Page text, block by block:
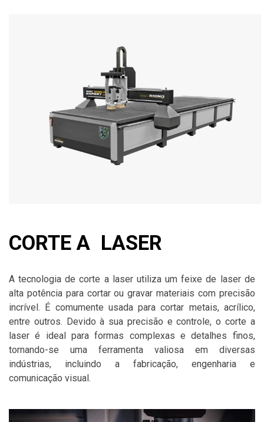
CORTE A LASER
A tecnologia de corte a laser utiliza um feixe de laser de
alta potência para cortar ou gravar materiais com precisão
incrível. É comumente usada para cortar metais, acrílico,
entre outros. Devido à sua precisão e controle, o corte a
laser é ideal para formas complexas e detalhes finos,
tornando-se uma ferramenta valiosa em diversas
indústrias, incluindo a fabricação, engenharia e
comunicação visual.